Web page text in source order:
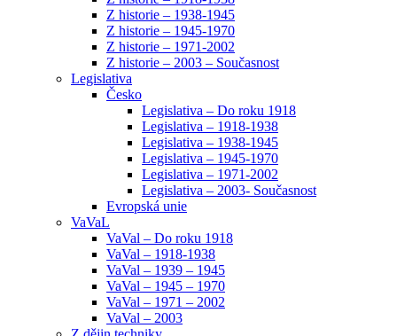
Z historie – 1938-1945
Z historie – 1945-1970
Z historie – 1971-2002
Z historie – 2003 – Současnost
Legislativa
Česko
Legislativa – Do roku 1918
Legislativa – 1918-1938
Legislativa – 1938-1945
Legislativa – 1945-1970
Legislativa – 1971-2002
Legislativa – 2003- Současnost
Evropská unie
VaVaL
VaVal – Do roku 1918
VaVal – 1918-1938
VaVal – 1939 – 1945
VaVal – 1945 – 1970
VaVal – 1971 – 2002
VaVal – 2003